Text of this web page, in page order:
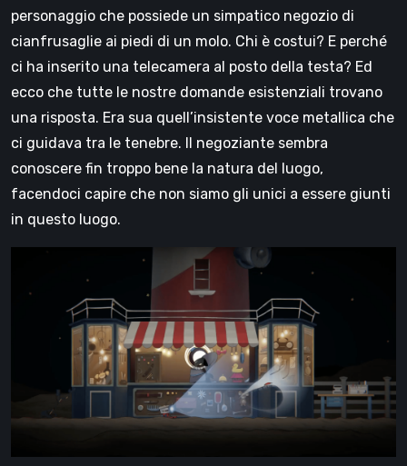
personaggio che possiede un simpatico negozio di
cianfrusaglie ai piedi di un molo. Chi è costui? E perché
ci ha inserito una telecamera al posto della testa? Ed
ecco che tutte le nostre domande esistenziali trovano
una risposta. Era sua quell’insistente voce metallica che
ci guidava tra le tenebre. Il negoziante sembra
conoscere fin troppo bene la natura del luogo,
facendoci capire che non siamo gli unici a essere giunti
in questo luogo.